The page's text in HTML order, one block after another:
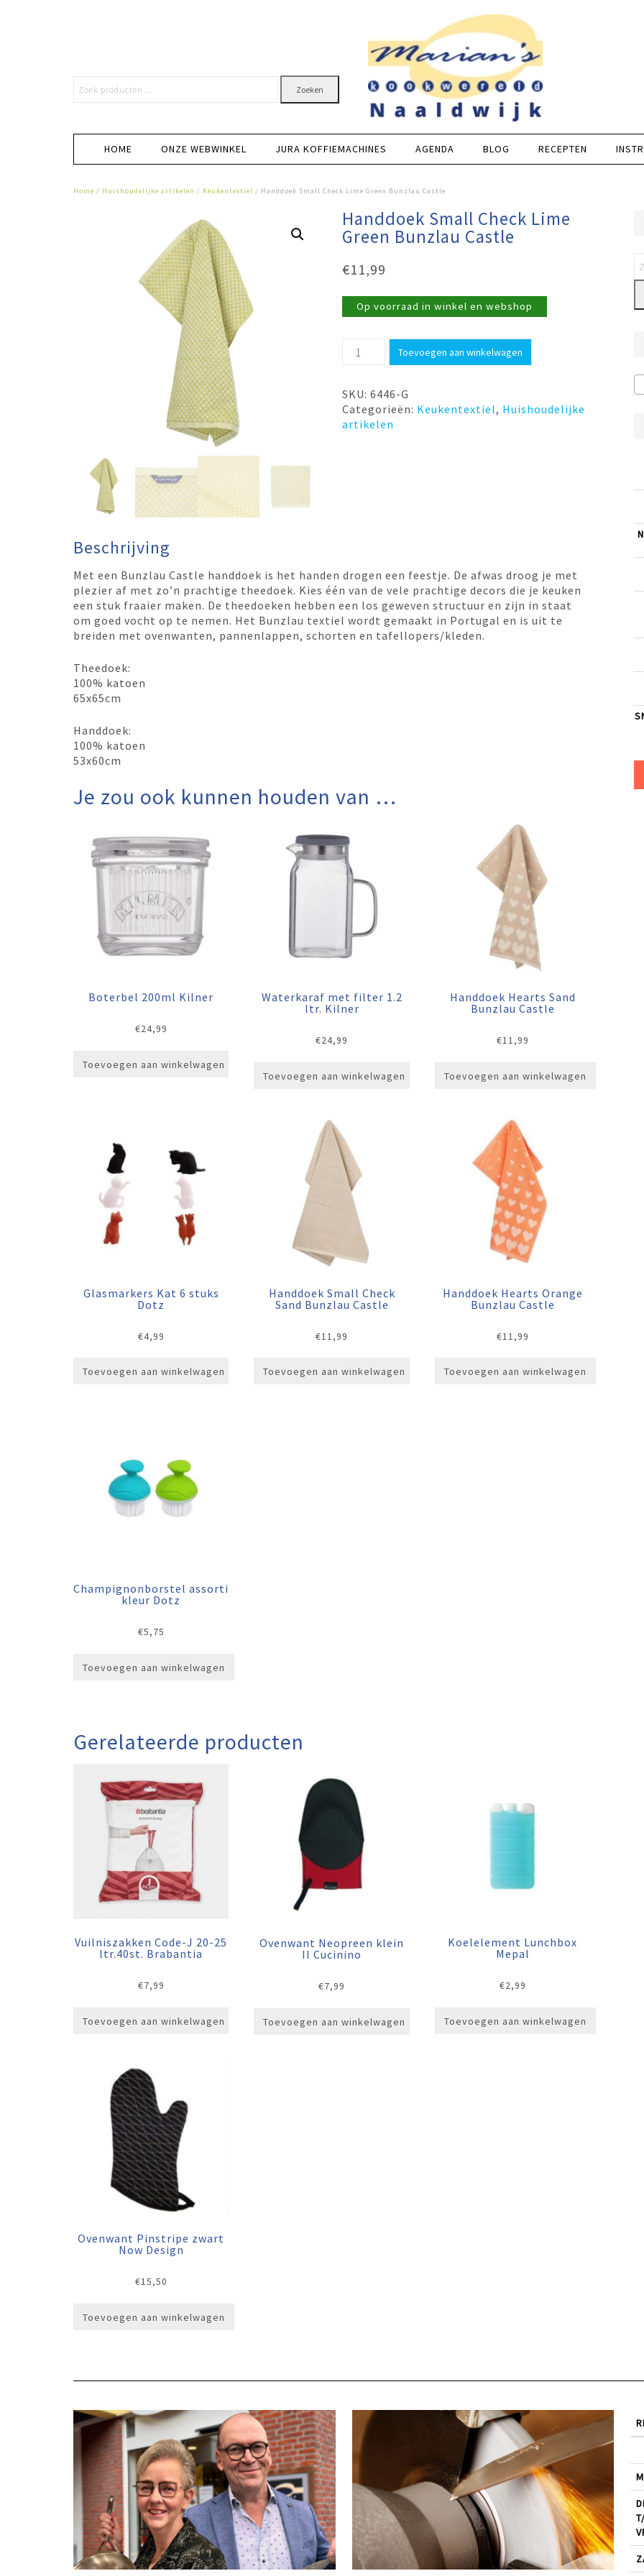
Zoeken
HOME ONZE WEBWINKEL JURA KOFFIEMACHINES AGENDA BLOG RECEPTEN
Home / Huishoudelijke artikelen / Keukentextiel / Handdoek Small Check Lime Green Bunzlau Castle
Handdoek Small Check Lime
Green Bunzlau Castle
€11,99
Op voorraad in winkel en webshop
Handdoek
Small
Lime
Green
Bunzlau
Toevoegen aan winkelwagen
SKU:6446-G
Categorieën: Keukentextiel, Huishoudelijke
artikelen
Beschrijving
Met een Bunzlau Castle handdoek is het handen drogen een feestje. De afwas droog je met
plezier af met zo’n prachtige theedoek. Kies één van de vele prachtige decors die je keuken
een stuk fraaier maken. De theedoeken hebben een los geweven structuur en zijn in staat
om goed vocht op te nemen. Het Bunzlau textiel wordt gemaakt in Portugal en is uit te
breiden met ovenwanten, pannenlappen, schorten en tafellopers/kleden.
Theedoek:
100% katoen
65x65cm
Handdoek:
100% katoen
53x60cm
Je zou ook kunnen houden van …
Boterbel 200ml Kilner
€24,99
Toevoegen aan winkelwagen
Waterkaraf met filter 1.2
ltr. Kilner
€24,99
Toevoegen aan winkelwagen
Handdoek Hearts Sand
Bunzlau Castle
€11,99
Toevoegen aan winkelwagen
Glasmarkers Kat 6 stuks
Dotz
€4,99
Toevoegen aan winkelwagen
Handdoek Small Check
Sand Bunzlau Castle
€11,99
Toevoegen aan winkelwagen
Handdoek Hearts Orange
Bunzlau Castle
€11,99
Toevoegen aan winkelwagen
Champignonborstel assorti
kleur Dotz
€5,75
Toevoegen aan winkelwagen
Gerelateerde producten
Vuilniszakken Code-J 20-25
ltr.40st. Brabantia
€7,99
Toevoegen aan winkelwagen
Ovenwant Neopreen klein
Il Cucinino
€7,99
Toevoegen aan winkelwagen
Koelelement Lunchbox
Mepal
€2,99
Toevoegen aan winkelwagen
Ovenwant Pinstripe zwart
Now Design
€15,50
Toevoegen aan winkelwagen